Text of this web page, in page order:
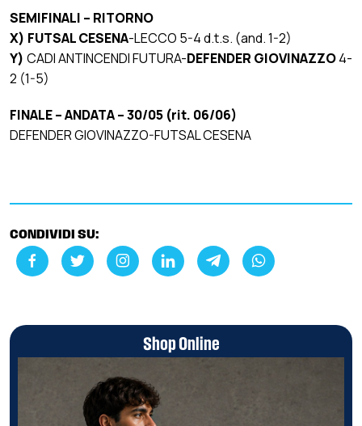
SEMIFINALI – RITORNO
X) FUTSAL CESENA-LECCO 5-4 d.t.s. (and. 1-2)
Y) CADI ANTINCENDI FUTURA-DEFENDER GIOVINAZZO4-
2 (1-5)
FINALE – ANDATA – 30/05 (rit. 06/06)
DEFENDER GIOVINAZZO-FUTSAL CESENA
CONDIVIDI SU:
Shop Online